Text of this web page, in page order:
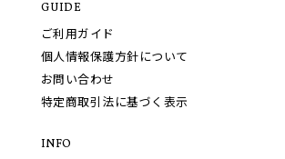
GUIDE
ご利用ガイド
個人情報保護方針について
お問い合わせ
特定商取引法に基づく表示
INFO